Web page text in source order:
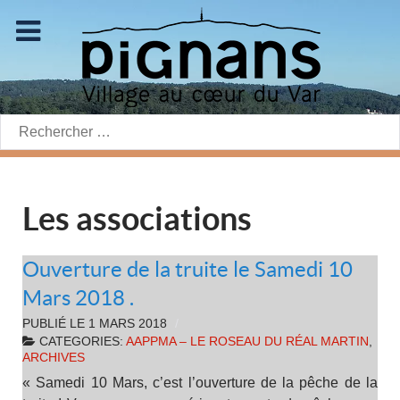
Rechercher:
Les associations
Ouverture de la truite le Samedi 10
Mars 2018 .
PUBLIÉ LE 1 MARS 2018
CATEGORIES: AAPPMA – LE ROSEAU DU RÉAL MARTIN ,
ARCHIVES
« Samedi 10 Mars, c’est l’ouverture de la pêche de la